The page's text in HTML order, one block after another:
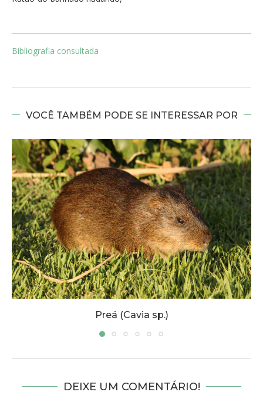
Bibliografia consultada
VOCÊ TAMBÉM PODE SE INTERESSAR POR
DEIXE UM COMENTÁRIO!